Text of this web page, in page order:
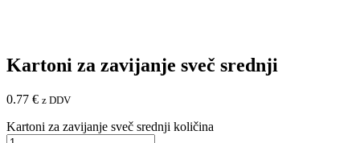
Kartoni za zavijanje sveč srednji
0.77 € z DDV
Kartoni za zavijanje sveč srednji količina